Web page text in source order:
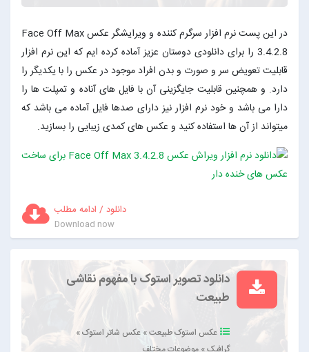
در این پست نرم افزار سرگرم کننده و ویرایشگر عکس Face Off Max
3.4.2.8 را برای دانلودی دوستان عزیز آماده کرده ایم که این نرم افزار
قابلیت تعویض سر و صورت و بدن افراد موجود در عکس را با یکدیگر را
دارد. و همچنین قابلیت جایگزینی آن با فایل های آناده و تمپلت ها را
دارا می باشد و خود نرم افزار نیز دارای صدها فایل آماده می باشد که
میتواند از آن ها استفاده کنید و عکس های کمدی زیبایی را بسازید.
دانلود / ادامه مطلب
Download now
دانلود تصویر استوک با مفهوم نقاشی
طبیعت
عکس استوک طبیعت»عکس شاتر استوک»
گرافیک»موضوعات مختلف